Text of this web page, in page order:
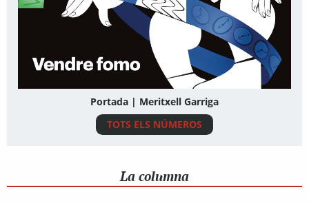
Portada | Meritxell Garriga
TOTS ELS NÚMEROS
La columna